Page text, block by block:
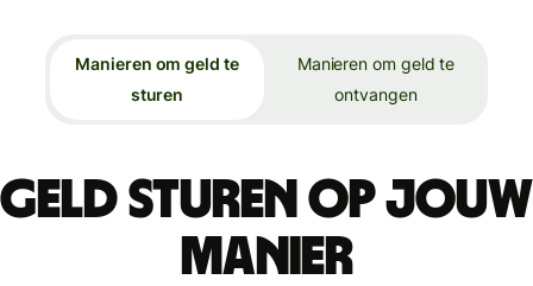
Manieren om geld te
sturen
Manieren om geld te
ontvangen
Geld sturen op jouw
manier